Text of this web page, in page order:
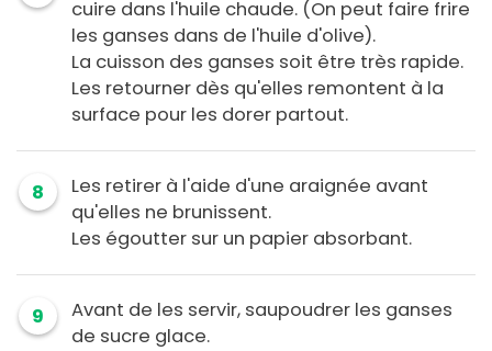
cuire dans l'huile chaude. (On peut faire frire
les ganses dans de l'huile d'olive).
La cuisson des ganses soit être très rapide.
Les retourner dès qu'elles remontent à la
surface pour les dorer partout.
8
Les retirer à l'aide d'une araignée avant
qu'elles ne brunissent.
Les égoutter sur un papier absorbant.
9
Avant de les servir, saupoudrer les ganses
de sucre glace.